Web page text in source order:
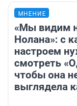
МНЕНИЕ
«Мы видим
Нолана»: с
настроем
смотреть
чтобы она
выглядела